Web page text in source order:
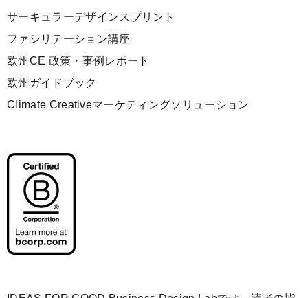
サーキュラーデザインスプリント
ファシリテーション講座
欧州CE 政策・事例レポート
欧州ガイドブック
Climate Creativeマーケティングソリューション